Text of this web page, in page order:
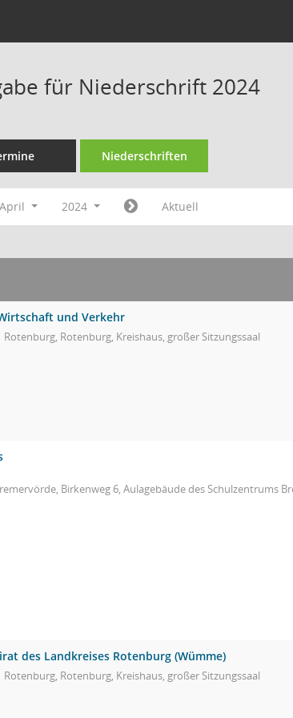
für Niederschrift 2024
Niederschriften
April 2024 Aktuell
und Verkehr
Rotenburg, Rotenburg, Kreishaus, großer Sitzungssaal
Birkenweg 6, Aulagebäude des Schulzentrums
des Landkreises Rotenburg (Wümme)
Rotenburg, Rotenburg, Kreishaus, großer Sitzungssaal